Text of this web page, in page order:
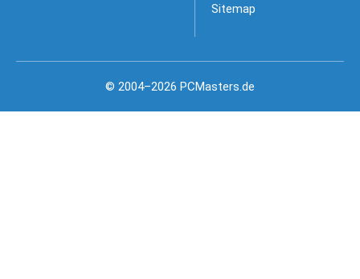
Sitemap
© 2004–2026 PCMasters.de